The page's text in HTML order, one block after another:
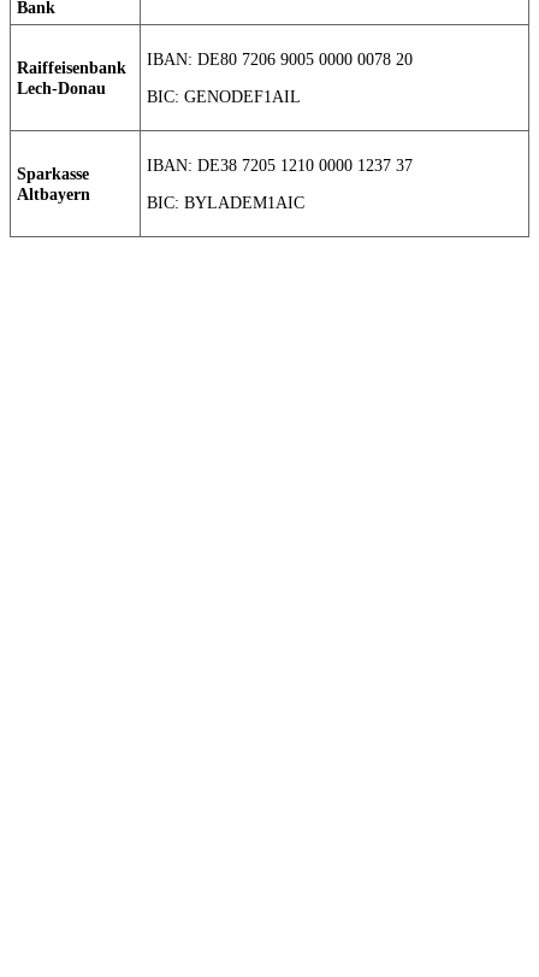
Bank
Raiffeisenbank
Lech-Donau
IBAN: DE80 7206 9005 0000 0078 20
BIC: GENODEF1AIL
Sparkasse
Altbayern
IBAN: DE38 7205 1210 0000 1237 37
BIC: BYLADEM1AIC